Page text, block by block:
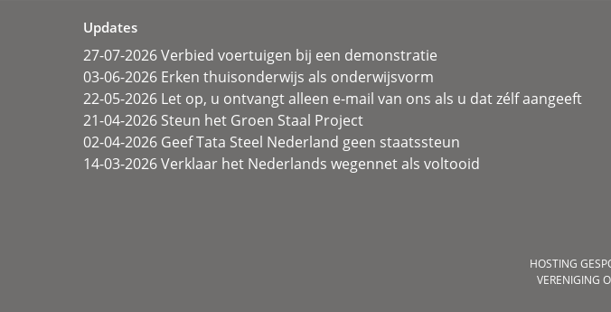
Updates
27-07-2026 Verbied voertuigen bij een demonstratie
03-06-2026 Erken thuisonderwijs als onderwijsvorm
22-05-2026 Let op, u ontvangt alleen e-mail van ons als u dat zélf aangeeft
21-04-2026 Steun het Groen Staal Project
02-04-2026 Geef Tata Steel Nederland geen staatssteun
14-03-2026 Verklaar het Nederlands wegennet als voltooid
HOSTING
VERENIGING